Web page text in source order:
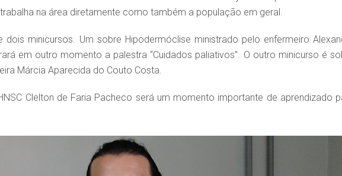
na área diretamente como também a população em geral.
dois minicursos. Um sobre Hipodermóclise ministrado pelo enfermeiro
em outro momento a palestra “Cuidados paliativos”. O outro minicurso é
Márcia Aparecida do Couto Costa.
Clelton de Faria Pacheco será um momento importante de aprendizado